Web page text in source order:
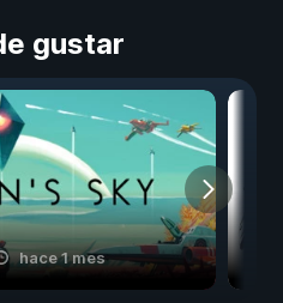
gustar
hace 1 mes